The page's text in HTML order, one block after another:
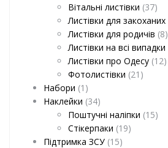
Вітальні листівки (37)
Листівки для закоханих
Листівки для родичів (8)
Листівки на всі випадки
Листівки про Одесу (12)
Фотолистівки (21)
Набори (1)
Наклейки (34)
Поштучні наліпки (15)
Стікерпаки (19)
Підтримка ЗСУ (15)